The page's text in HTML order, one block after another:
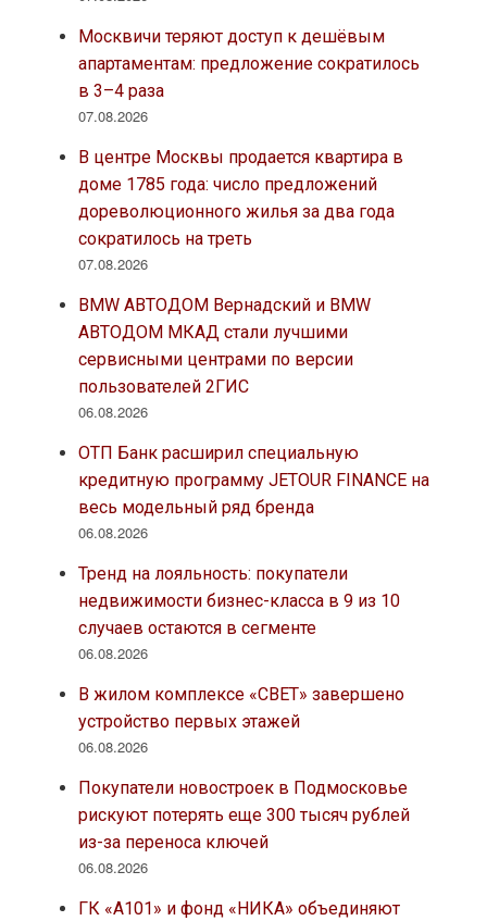
Москвичи теряют доступ к дешёвым
апартаментам: предложение сократилось
в 3–4 раза
07.08.2026
В центре Москвы продается квартира в
доме 1785 года: число предложений
дореволюционного жилья за два года
сократилось на треть
07.08.2026
BMW АВТОДОМ Вернадский и BMW
АВТОДОМ МКАД стали лучшими
сервисными центрами по версии
пользователей 2ГИС
06.08.2026
ОТП Банк расширил специальную
кредитную программу JETOUR FINANCE на
весь модельный ряд бренда
06.08.2026
Тренд на лояльность: покупатели
недвижимости бизнес-класса в 9 из 10
случаев остаются в сегменте
06.08.2026
В жилом комплексе «СВЕТ» завершено
устройство первых этажей
06.08.2026
Покупатели новостроек в Подмосковье
рискуют потерять еще 300 тысяч рублей
из-за переноса ключей
06.08.2026
ГК «А101» и фонд «НИКА» объединяют